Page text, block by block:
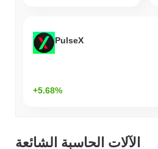
PulseX
+5.68%
الآلات الحاسبة الشائعة